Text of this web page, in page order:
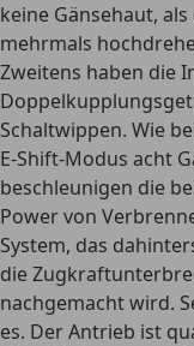
keine Gänsehaut,
mehrmals
Zweitens haben die
Schaltwippen. Wie
E-Shift-Modus acht
beschleunigen die
Power von
System, das
die
nachgemacht wird.
es. Der Antrieb ist